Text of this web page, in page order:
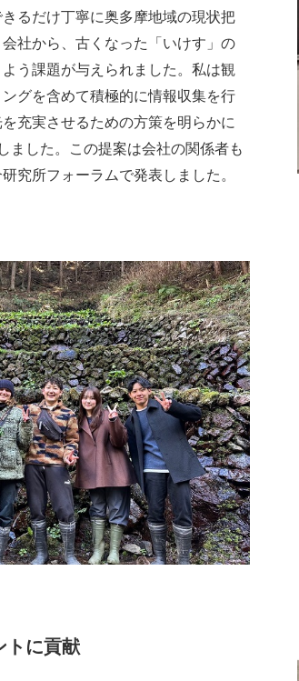
るだけ丁寧に奥多摩地域の現状把
社から、古くなった「いけす」の
う課題が与えられました。私は観
グを含めて積極的に情報収集を行
充実させるための方策を明らかに
ました。この提案は会社の関係者も
究所フォーラムで発表しました。
トに貢献